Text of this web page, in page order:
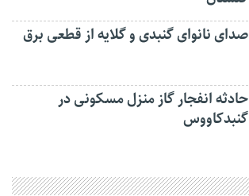
صدای نانوای گنبدی و گلایه از قطعی برق
حادثه انفجار گاز منزل مسکونی در
گنبدکاووس